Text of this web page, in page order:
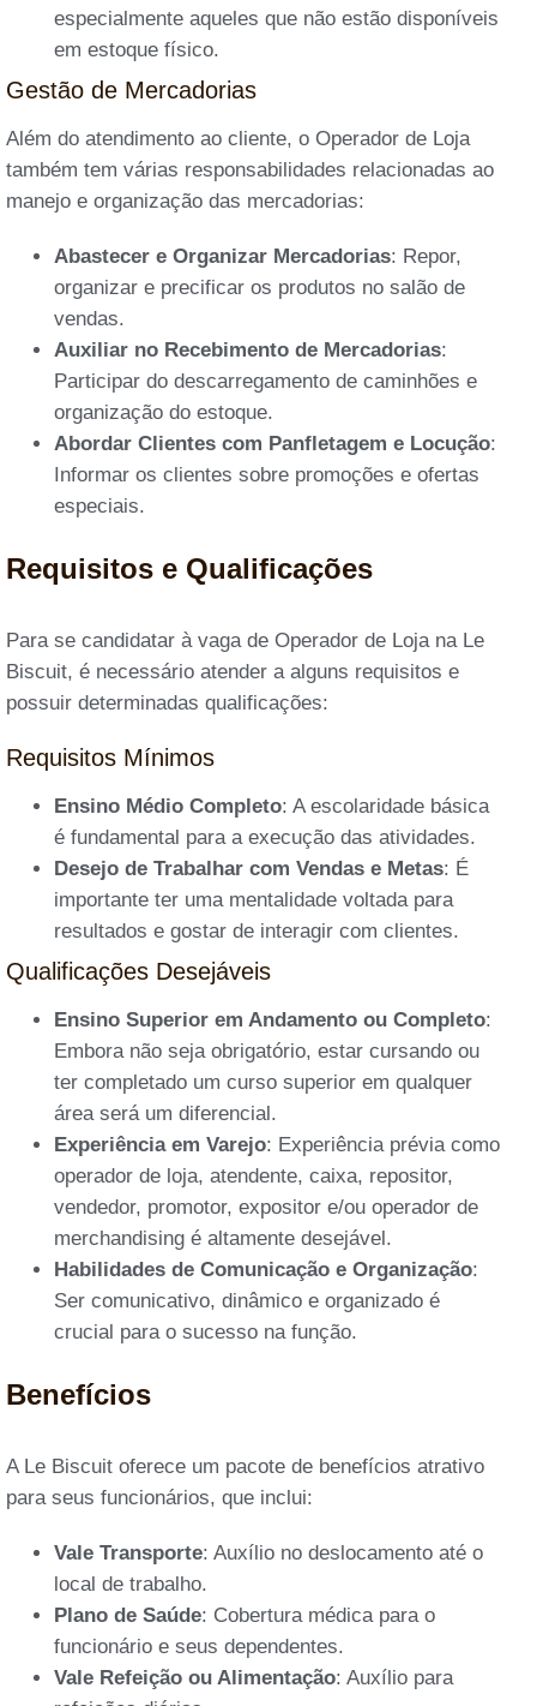
especialmente aqueles que não estão disponíveis
em estoque físico.
Gestão de Mercadorias
Além do atendimento ao cliente, o Operador de Loja
também tem várias responsabilidades relacionadas ao
manejo e organização das mercadorias:
Abastecer e Organizar Mercadorias: Repor,
organizar e precificar os produtos no salão de
vendas.
Auxiliar no Recebimento de Mercadorias:
Participar do descarregamento de caminhões e
organização do estoque.
Abordar Clientes com Panfletagem e Locução:
Informar os clientes sobre promoções e ofertas
especiais.
Requisitos e Qualificações
Para se candidatar à vaga de Operador de Loja na Le
Biscuit, é necessário atender a alguns requisitos e
possuir determinadas qualificações:
Requisitos Mínimos
Ensino Médio Completo: A escolaridade básica
é fundamental para a execução das atividades.
Desejo de Trabalhar com Vendas e Metas: É
importante ter uma mentalidade voltada para
resultados e gostar de interagir com clientes.
Qualificações Desejáveis
Ensino Superior em Andamento ou Completo:
Embora não seja obrigatório, estar cursando ou
ter completado um curso superior em qualquer
área será um diferencial.
Experiência em Varejo: Experiência prévia como
operador de loja, atendente, caixa, repositor,
vendedor, promotor, expositor e/ou operador de
merchandising é altamente desejável.
Habilidades de Comunicação e Organização:
Ser comunicativo, dinâmico e organizado é
crucial para o sucesso na função.
Benefícios
A Le Biscuit oferece um pacote de benefícios atrativo
para seus funcionários, que inclui:
Vale Transporte: Auxílio no deslocamento até o
local de trabalho.
Plano de Saúde: Cobertura médica para o
funcionário e seus dependentes.
Vale Refeição ou Alimentação: Auxílio para